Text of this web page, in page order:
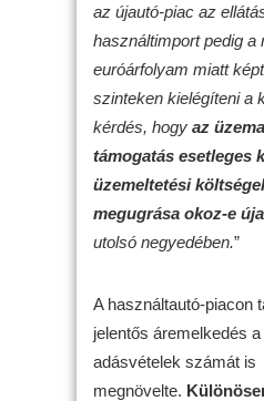
az újautó-piac az
használtimport pedig a
euróárfolyam miatt
szinteken kielégíteni a
kérdés, hogy az
támogatás esetleges
üzemeltetési
megugrása okoz-e
utolsó negyedében.”
A használtautó-piacon
jelentős áremelkedés
adásvételek számát is
megnövelte.